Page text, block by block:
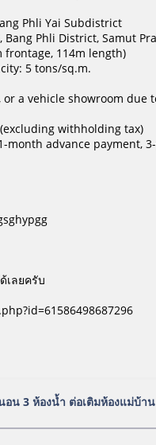
Phli Yai Subdistrict
Phli District, Samut
frontage, 114m length)
5 tons/sq.m.
a vehicle showroom due
withholding tax)
month advance payment,
ลยครับ
อน 3 ห้องน้ำ ต่อเติมห้องแม่บ้า